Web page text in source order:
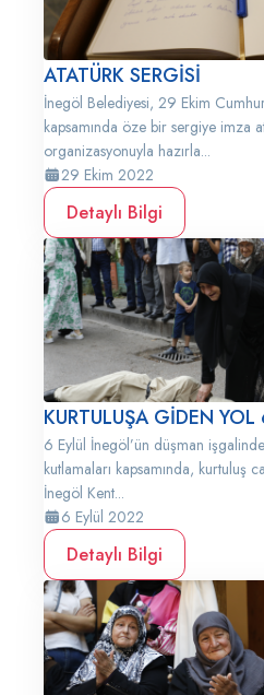
ATATÜRK SERGİSİ
İnegöl Belediyesi, 29 Ekim
kapsamında öze bir sergiye imza
organizasyonuyla hazırla...
29 Ekim 2022
Detaylı Bilgi
KURTULUŞA GİDEN YOL
6 Eylül İnegöl’ün düşman
kutlamaları kapsamında, kurtuluş
İnegöl Kent...
6 Eylül 2022
Detaylı Bilgi